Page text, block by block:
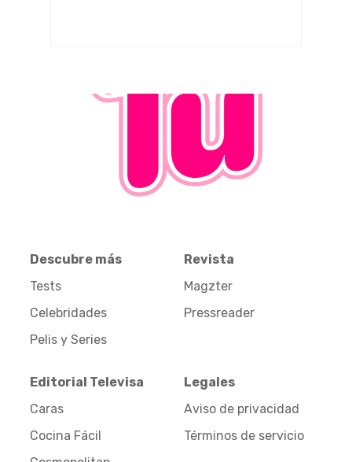
Descubre más
Tests
Celebridades
Pelis y Series
Revista
Magzter
Pressreader
Editorial Televisa
Caras
Cocina Fácil
Legales
Aviso de privacidad
Términos de servicio